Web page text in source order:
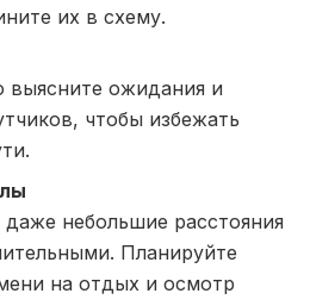
их в схему.
выясните ожидания и
чтобы избежать
небольшие расстояния
Планируйте
на отдых и осмотр